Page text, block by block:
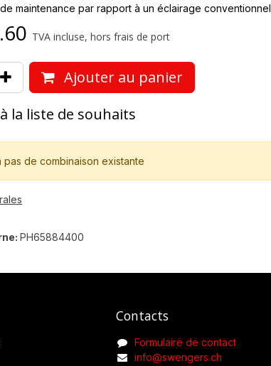
maintenance par rapport à un éclairage conventionnel
TVA incluse, hors frais de port
Ajouter au panier
la liste de souhaits
de combinaison existante
PH65884400
Contacts
Formulaire de contact
info@swengers.ch